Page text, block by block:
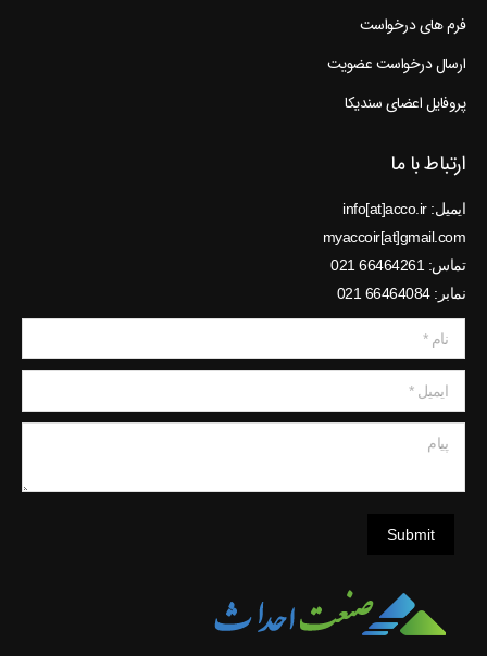
فرم های درخواست
ارسال درخواست عضویت
پروفایل اعضای سندیکا
ارتباط با ما
ایمیل: info[at]acco.ir
myaccoir[at]gmail.com
تماس: 66464261 021
نمابر: 66464084 021
نام *
ایمیل *
Submit